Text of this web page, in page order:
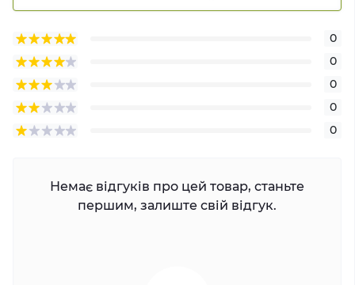
0
0
0
0
0
Немає відгуків про цей товар, станьте
першим, залиште свій відгук.